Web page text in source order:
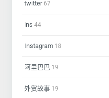
twitter67
ins 44
Instagram 18
阿里巴巴 19
外贸故事 19